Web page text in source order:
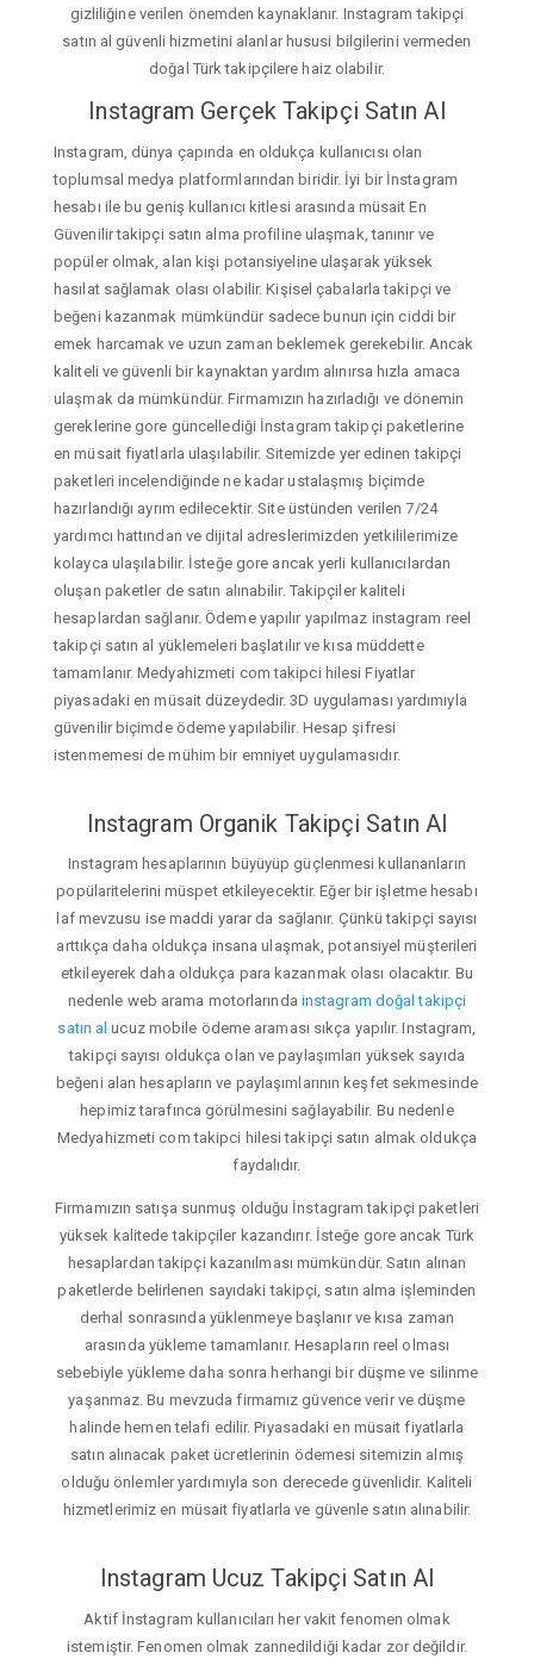
gizliliğine verilen önemden kaynaklanır. Instagram takipçi
satın al güvenli hizmetini alanlar hususi bilgilerini vermeden
doğal Türk takipçilere haiz olabilir.
Instagram Gerçek Takipçi Satın Al
Instagram, dünya çapında en oldukça kullanıcısı olan
toplumsal medya platformlarından biridir. İyi bir İnstagram
hesabı ile bu geniş kullanıcı kitlesi arasında müsait En
Güvenilir takipçi satın alma profiline ulaşmak, tanınır ve
popüler olmak, alan kişi potansiyeline ulaşarak yüksek
hasılat sağlamak olası olabilir. Kişisel çabalarla takipçi ve
beğeni kazanmak mümkündür sadece bunun için ciddi bir
emek harcamak ve uzun zaman beklemek gerekebilir. Ancak
kaliteli ve güvenli bir kaynaktan yardım alınırsa hızla amaca
ulaşmak da mümkündür. Firmamızın hazırladığı ve dönemin
gereklerine gore güncellediği İnstagram takipçi paketlerine
en müsait fiyatlarla ulaşılabilir. Sitemizde yer edinen takipçi
paketleri incelendiğinde ne kadar ustalaşmış biçimde
hazırlandığı ayrım edilecektir. Site üstünden verilen 7/24
yardımcı hattından ve dijital adreslerimizden yetkililerimize
kolayca ulaşılabilir. İsteğe gore ancak yerli kullanıcılardan
oluşan paketler de satın alınabilir. Takipçiler kaliteli
hesaplardan sağlanır. Ödeme yapılır yapılmaz instagram reel
takipçi satın al yüklemeleri başlatılır ve kısa müddette
tamamlanır. Medyahizmeti com takipci hilesi Fiyatlar
piyasadaki en müsait düzeydedir. 3D uygulaması yardımıyla
güvenilir biçimde ödeme yapılabilir. Hesap şifresi
istenmemesi de mühim bir emniyet uygulamasıdır.
Instagram Organik Takipçi Satın Al
Instagram hesaplarının büyüyüp güçlenmesi kullananların
popülaritelerini müspet etkileyecektir. Eğer bir işletme hesabı
laf mevzusu ise maddi yarar da sağlanır. Çünkü takipçi sayısı
arttıkça daha oldukça insana ulaşmak, potansiyel müşterileri
etkileyerek daha oldukça para kazanmak olası olacaktır. Bu
nedenle web arama motorlarında instagram doğal takipçi
satın al ucuz mobile ödeme araması sıkça yapılır. Instagram,
takipçi sayısı oldukça olan ve paylaşımları yüksek sayıda
beğeni alan hesapların ve paylaşımlarının keşfet sekmesinde
hepimiz tarafınca görülmesini sağlayabilir. Bu nedenle
Medyahizmeti com takipci hilesi takipçi satın almak oldukça
faydalıdır.
Firmamızın satışa sunmuş olduğu İnstagram takipçi paketleri
yüksek kalitede takipçiler kazandırır. İsteğe gore ancak Türk
hesaplardan takipçi kazanılması mümkündür. Satın alınan
paketlerde belirlenen sayıdaki takipçi, satın alma işleminden
derhal sonrasında yüklenmeye başlanır ve kısa zaman
arasında yükleme tamamlanır. Hesapların reel olması
sebebiyle yükleme daha sonra herhangi bir düşme ve silinme
yaşanmaz. Bu mevzuda firmamız güvence verir ve düşme
halinde hemen telafi edilir. Piyasadaki en müsait fiyatlarla
satın alınacak paket ücretlerinin ödemesi sitemizin almış
olduğu önlemler yardımıyla son derecede güvenlidir. Kaliteli
hizmetlerimiz en müsait fiyatlarla ve güvenle satın alınabilir.
Instagram Ucuz Takipçi Satın Al
Aktif İnstagram kullanıcıları her vakit fenomen olmak
istemiştir. Fenomen olmak zannedildiği kadar zor değildir.